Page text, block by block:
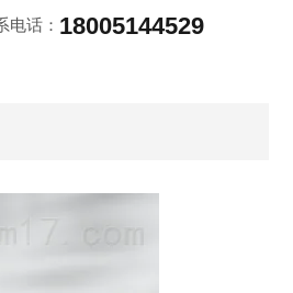
电话： 18005144529